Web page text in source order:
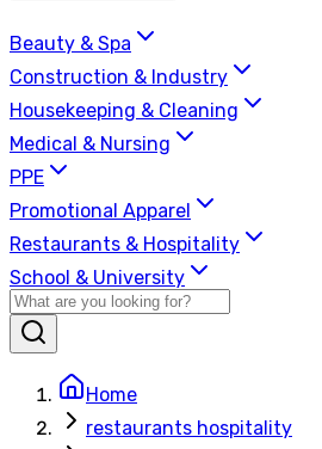
Beauty & Spa
Construction & Industry
Housekeeping & Cleaning
Medical & Nursing
PPE
Promotional Apparel
Restaurants & Hospitality
School & University
Home
restaurants hospitality